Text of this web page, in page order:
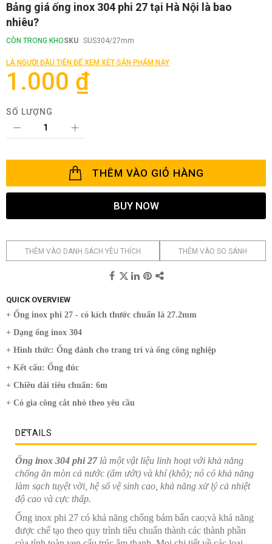
Chuyển
đến
phần
đầu
của
thư
viện
hình
Bảng giá ống inox 304 phi 27 tại Hà Nội là bao
nhiêu?
CÒN TRONG KHOSKU SUS304/27mm
LÀ NGƯỜI ĐẦU TIÊN ĐỂ XEM XÉT SẢN PHẨM NÀY
1.000 ₫
SỐ LƯỢNG
THÊM VÀO GIỎ HÀNG
BUY NOW
THÊM VÀO DANH SÁCH YÊU THÍCH THÊM VÀO SO SÁNH
QUICK OVERVIEW
+ Ống inox phi 27 - có kích thước chuẩn là 27.2mm
+ Dạng ống inox 304
+ Hình thức: Ống dành cho trang trí và ống công nghiệp
+ Kết cấu: Ống đúc
+ Chiều dài tiêu chuẩn: 6m
+ Có gia công cắt nhỏ theo yêu cầu
DETAILS
Ống inox 304 phi 27là một vật liệu linh hoạt với khả năng
chống ăn mòn cả nước (ẩm ướt) và khí (khô); nó có khả năng
làm sạch tuyệt vời, hệ số vệ sinh cao, khả năng xử lý cả nhiệt
độ cao và cực thấp.
Ống inox phi 27 có khả năng chống bám bẩn cao;và khả năng
được chế tạo theo quy trình tiêu chuẩn thành các thành phần